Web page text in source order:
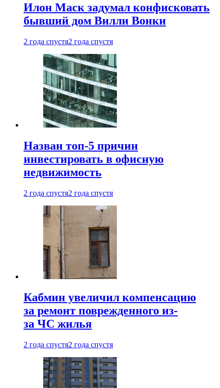
Илон Маск задумал конфисковать
бывший дом Вилли Вонки
2 года спустя2 года спустя
Назван топ-5 причин
инвестировать в офисную
недвижимость
2 года спустя2 года спустя
Кабмин увеличил компенсацию
за ремонт поврежденного из-
за ЧС жилья
2 года спустя2 года спустя